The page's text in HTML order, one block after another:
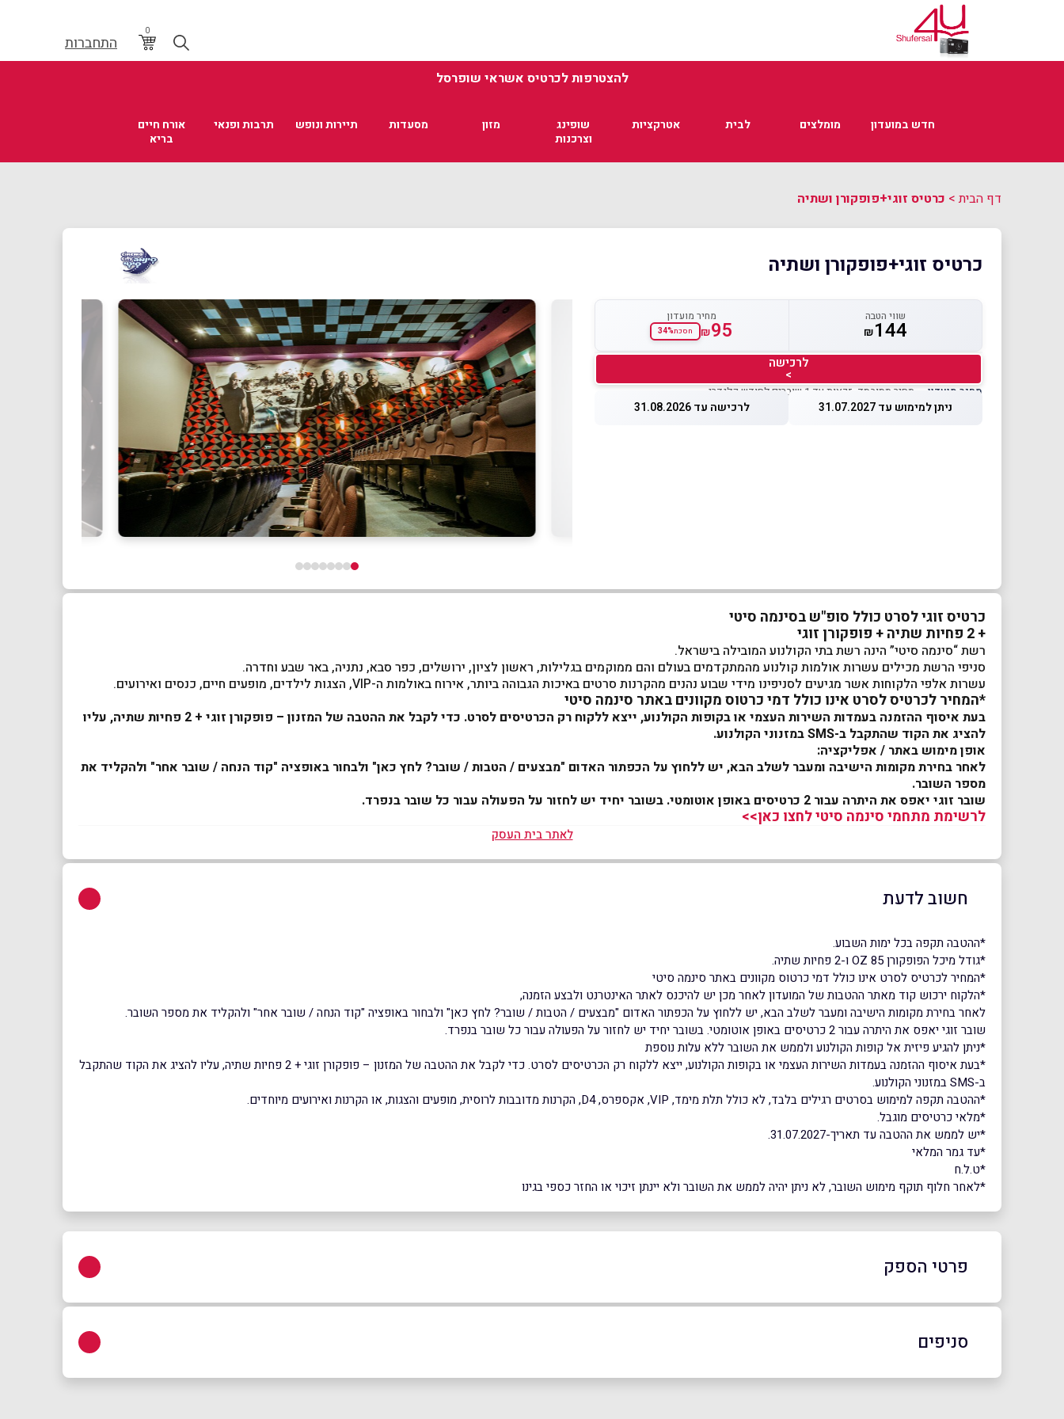
0
התחברות
להצטרפות לכרטיס אשראי שופרסל
חדש במועדון מומלצים לבית אטרקציות
שופינג
וצרכנות
מזון מסעדות תיירות ונופש תרבות ופנאי
אורח חיים
בריא
דף הבית> כרטיס זוגי+פופקורן ושתיה
כרטיס זוגי+פופקורן ושתיה
שווי הטבה
₪144
מחיר מועדון
₪95 חסכת34%
לרכישה
>
מחיר מועדון — מחיר מסובסד, זכאות עד 1 שוברים לחודש קלנדרי
ניתן למימוש עד 31.07.2027 לרכישה עד 31.08.2026
כרטיס זוגי לסרט כולל סופ"ש בסינמה סיטי
+ 2 פחיות שתיה + פופקורן זוגי
רשת “סינמה סיטי” הינה רשת בתי הקולנוע המובילה בישראל.
סניפי הרשת מכילים עשרות אולמות קולנוע מהמתקדמים בעולם והם ממוקמים בגלילות, ראשון לציון, ירושלים, כפר סבא, נתניה, באר שבע וחדרה.
עשרות אלפי הלקוחות אשר מגיעים לסניפינו מידי שבוע נהנים מהקרנות סרטים באיכות הגבוהה ביותר, אירוח באולמות ה-VIP, הצגות לילדים, מופעים חיים, כנסים ואירועים.
*המחיר לכרטיס לסרט אינו כולל דמי כרטוס מקוונים באתר סינמה סיטי
בעת איסוף ההזמנה בעמדות השירות העצמי או בקופות הקולנוע, ייצא ללקוח רק הכרטיסים לסרט. כדי לקבל את ההטבה של המזנון – פופקורן זוגי + 2 פחיות שתיה, עליו
להציג את הקוד שהתקבל ב-SMS במזנוני הקולנוע.
אופן מימוש באתר / אפליקציה:
לאחר בחירת מקומות הישיבה ומעבר לשלב הבא, יש ללחוץ על הכפתור האדום "מבצעים / הטבות / שובר? לחץ כאן" ולבחור באופציה "קוד הנחה / שובר אחר" ולהקליד את
מספר השובר.
שובר זוגי יאפס את היתרה עבור 2 כרטיסים באופן אוטומטי. בשובר יחיד יש לחזור על הפעולה עבור כל שובר בנפרד.
לרשימת מתחמי סינמה סיטי לחצו כאן>>
לאתר בית העסק
חשוב לדעת
*ההטבה תקפה בכל ימות השבוע.
*גודל מיכל הפופקורן 85 OZ ו-2 פחיות שתיה.
*המחיר לכרטיס לסרט אינו כולל דמי כרטוס מקוונים באתר סינמה סיטי
*הלקוח ירכוש קוד מאתר ההטבות של המועדון לאחר מכן יש להיכנס לאתר האינטרנט ולבצע הזמנה,
לאחר בחירת מקומות הישיבה ומעבר לשלב הבא, יש ללחוץ על הכפתור האדום "מבצעים / הטבות / שובר? לחץ כאן" ולבחור באופציה "קוד הנחה / שובר אחר" ולהקליד את מספר השובר.
שובר זוגי יאפס את היתרה עבור 2 כרטיסים באופן אוטומטי. בשובר יחיד יש לחזור על הפעולה עבור כל שובר בנפרד.
*ניתן להגיע פיזית אל קופות הקולנוע ולממש את השובר ללא עלות נוספת
*בעת איסוף ההזמנה בעמדות השירות העצמי או בקופות הקולנוע, ייצא ללקוח רק הכרטיסים לסרט. כדי לקבל את ההטבה של המזנון – פופקורן זוגי + 2 פחיות שתיה, עליו להציג את הקוד שהתקבל
ב-SMS במזנוני הקולנוע.
*ההטבה תקפה למימוש בסרטים רגילים בלבד, לא כולל תלת מימד, VIP, אקספרס, D4, הקרנות מדובבות לרוסית, מופעים והצגות, או הקרנות ואירועים מיוחדים.
*מלאי כרטיסים מוגבל.
*יש לממש את ההטבה עד תאריך-31.07.2027.
*עד גמר המלאי
*ט.ל.ח
*לאחר חלוף תוקף מימוש השובר, לא ניתן יהיה לממש את השובר ולא יינתן זיכוי או החזר כספי בגינו
פרטי הספק
באתר
סניפים